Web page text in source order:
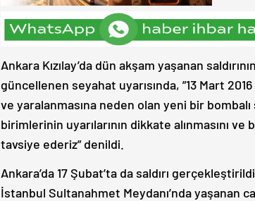
Ankara Kızılay’da dün akşam yaşanan
güncellenen seyahat uyarısında, ”13 Mart
ve yaralanmasına neden olan yeni bir
birimlerinin uyarılarının dikkate alınmasını
tavsiye ederiz” denildi.
Ankara’da 17 Şubat’ta da saldırı
İstanbul Sultanahmet Meydanı’nda yaşanan